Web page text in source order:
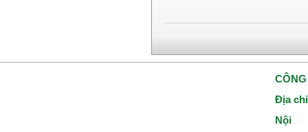
Địa
Nội